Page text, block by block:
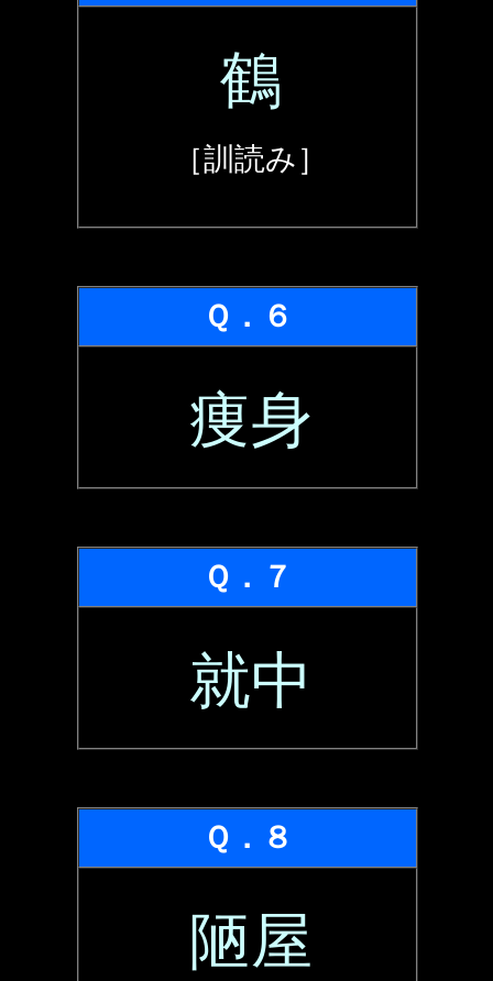
鶴
［訓読み］
Ｑ．６
痩身
Ｑ．７
就中
Ｑ．８
陋屋